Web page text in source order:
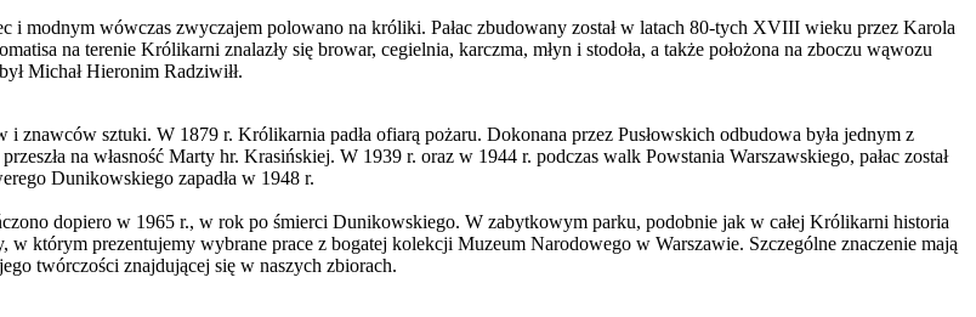
i modnym wówczas zwyczajem polowano na króliki. Pałac zbudowany został w latach 80-tych XVIII wieku przez Karola
na terenie Królikarni znalazły się browar, cegielnia, karczma, młyn i stodoła, a także położona na zboczu wąwozu
Michał Hieronim Radziwiłł.
znawców sztuki. W 1879 r. Królikarnia padła ofiarą pożaru. Dokonana przez Pusłowskich odbudowa była jednym z
na własność Marty hr. Krasińskiej. W 1939 r. oraz w 1944 r. podczas walk Powstania Warszawskiego, pałac został
Dunikowskiego zapadła w 1948 r.
dopiero w 1965 r., w rok po śmierci Dunikowskiego. W zabytkowym parku, podobnie jak w całej Królikarni historia
którym prezentujemy wybrane prace z bogatej kolekcji Muzeum Narodowego w Warszawie. Szczególne znaczenie mają
twórczości znajdującej się w naszych zbiorach.